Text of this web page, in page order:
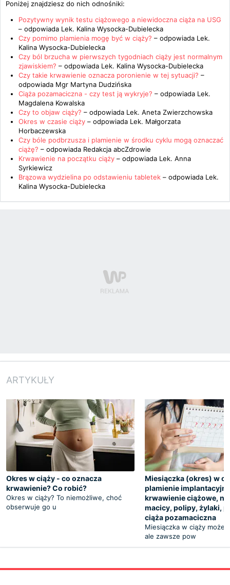
Poniżej znajdziesz do nich odnośniki:
Pozytywny wynik testu ciążowego a niewidoczna ciąża na USG
– odpowiada Lek. Kalina Wysocka-Dubielecka
Czy pomimo plamienia mogę być w ciąży? – odpowiada Lek.
Kalina Wysocka-Dubielecka
Czy ból brzucha w pierwszych tygodniach ciąży jest normalnym
zjawiskiem? – odpowiada Lek. Kalina Wysocka-Dubielecka
Czy takie krwawienie oznacza poronienie w tej sytuacji? –
odpowiada Mgr Martyna Dudzińska
Ciąża pozamaciczna - czy test ją wykryje? – odpowiada Lek.
Magdalena Kowalska
Czy to objaw ciąży? – odpowiada Lek. Aneta Zwierzchowska
Okres w czasie ciąży – odpowiada Lek. Małgorzata
Horbaczewska
Czy bóle podbrzusza i plamienie w środku cyklu mogą oznaczać
ciążę? – odpowiada Redakcja abcZdrowie
Krwawienie na początku ciąży – odpowiada Lek. Anna
Syrkiewicz
Brązowa wydzielina po odstawieniu tabletek – odpowiada Lek.
Kalina Wysocka-Dubielecka
ARTYKUŁY
Okres w ciąży - co oznacza
krwawienie? Co robić?
Okres w ciąży? To niemożliwe, choć
obserwuje go u
Miesiączka (okres) w
plamienie
krwawienie ciążowe,
macicy, polipy, żylaki,
ciąża pozamaciczna
Miesiączka w ciąży może
ale zawsze pow